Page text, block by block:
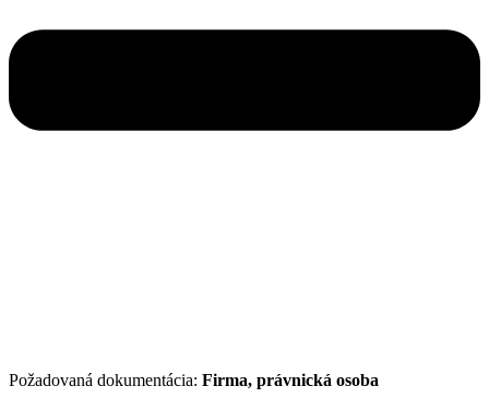
Požadovaná dokumentácia: Firma, právnická osoba